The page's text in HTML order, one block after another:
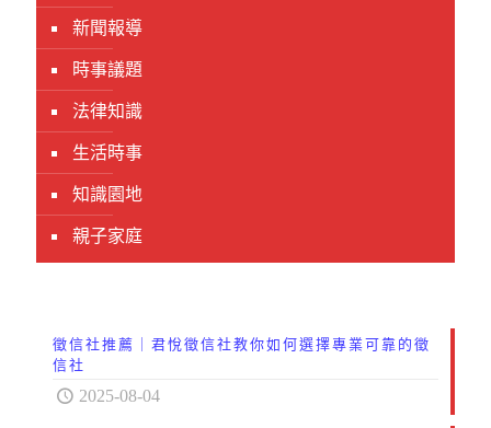
新聞報導
時事議題
法律知識
生活時事
知識園地
親子家庭
徵信社推薦｜君悅徵信社教你如何選擇專業可靠的徵
信社
2025-08-04